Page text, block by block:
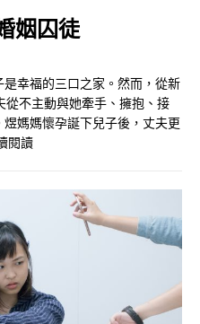
姻囚徒
幸福的三口之家。然而，從新
不主動與她牽手、擁抱、接
媽媽懷孕誕下兒子後，丈夫更
閱讀